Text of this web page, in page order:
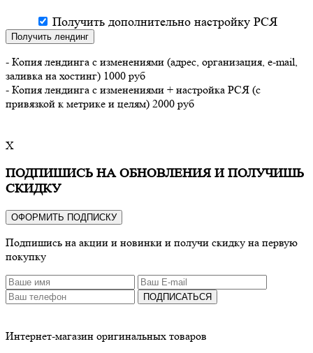
Получить дополнительно настройку РСЯ
Получить лендинг
- Копия лендинга с изменениями (адрес, организация, e-mail,
заливка на хостинг) 1000 руб
- Копия лендинга с изменениями + настройка РСЯ (с
привязкой к метрике и целям) 2000 руб
X
ПОДПИШИСЬ НА ОБНОВЛЕНИЯ И ПОЛУЧИШЬ
СКИДКУ
ОФОРМИТЬ ПОДПИСКУ
Подпишись на акции и новинки и получи скидку на первую
покупку
ПОДПИСАТЬСЯ
Интернет-магазин оригинальных товаров